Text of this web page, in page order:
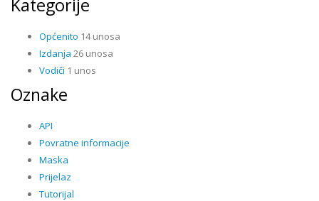
Kategorije
Općenito 14 unosa
Izdanja 26 unosa
Vodiči 1 unos
Oznake
API
Povratne informacije
Maska
Prijelaz
Tutorijal